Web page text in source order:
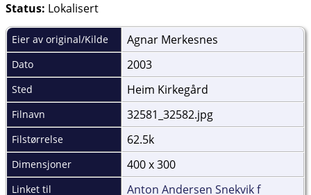
Status: Lokalisert
Eier av original/Kilde Agnar Merkesnes
Dato 2003
Sted Heim Kirkegård
Filnavn 32581_32582.jpg
Filstørrelse 62.5k
Dimensjoner 400 x 300
Linket til
Anton Andersen Snekvik f